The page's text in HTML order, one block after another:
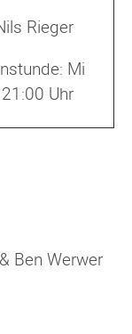
Rieger
Mi
Uhr
Ben Werwer